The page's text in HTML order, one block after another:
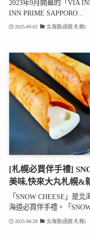
2023年9月開幕的「VIA
INN PRIME SAPPORO...
2025-09-02 北海道(函館.札幌)
[札幌必買伴手禮]
美味,快來大丸札幌&
「SNOW CHEESE」是
海道必買伴手禮。「
2025-08-28 北海道(函館.札幌)